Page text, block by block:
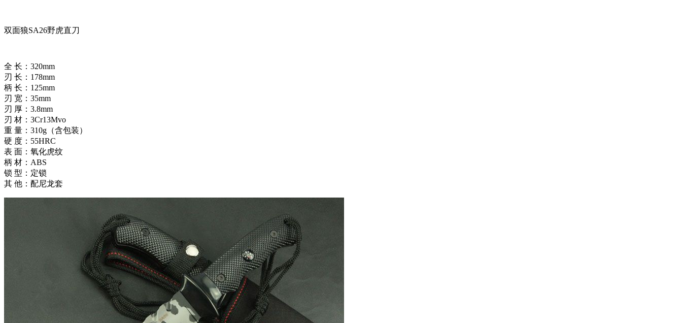
双面狼SA26野虎直刀
全 长：320mm
刃 长：178mm
柄 长：125mm
刃 宽：35mm
刃 厚：3.8mm
刃 材：3Cr13Mvo
重 量：310g（含包装）
硬 度：55HRC
表 面：氧化虎纹
柄 材：ABS
锁 型：定锁
其 他：配尼龙套